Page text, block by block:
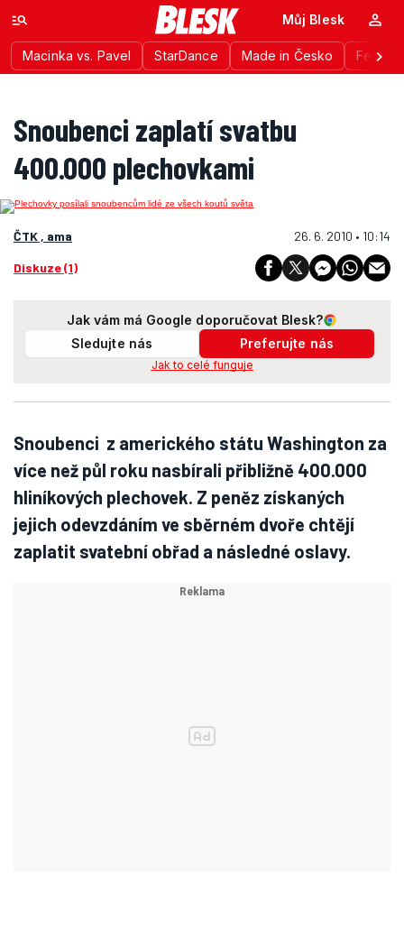
Macinka vs. Pavel StarDance Made in Česko
Můj Blesk
Snoubenci zaplatí svatbu
400.000 plechovkami
ČTK , ama 26. 6. 2010 • 10:14
Diskuze (1)
Jak vám má Google doporučovat Blesk?
Sledujte nás
Preferujte nás
Jak to celé funguje
Snoubenci z amerického státu Washington za
více než půl roku nasbírali přibližně 400.000
hliníkových plechovek. Z peněz získaných
jejich odevzdáním ve sběrném dvoře chtějí
zaplatit svatební obřad a následné oslavy.